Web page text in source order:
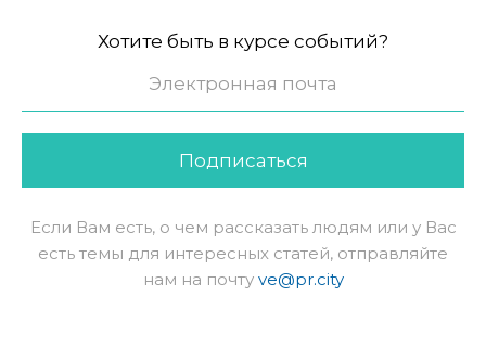
Хотите быть в курсе событий?
Подписаться
Если Вам есть, о чем рассказать людям или у Вас
есть темы для интересных статей, отправляйте
нам на почту ve@pr.city